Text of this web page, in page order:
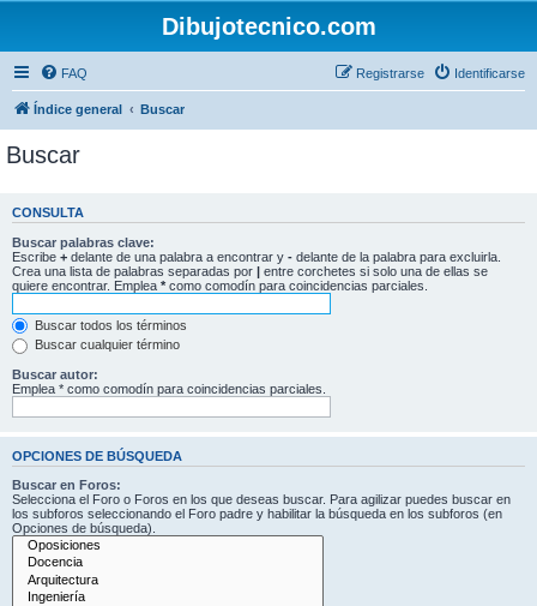
Dibujotecnico.com
FAQ Identificarse
Registrarse
Índice general Buscar
Buscar
CONSULTA
Buscar palabras clave:
Escribe + delante de una palabra a encontrar y - delante de la palabra para excluirla.
Crea una lista de palabras separadas por | entre corchetes si solo una de ellas se
quiere encontrar. Emplea * como comodín para coincidencias parciales.
Buscar todos los términos
Buscar cualquier término
Buscar autor:
Emplea * como comodín para coincidencias parciales.
OPCIONES DE BÚSQUEDA
Buscar en Foros:
Selecciona el Foro o Foros en los que deseas buscar. Para agilizar puedes buscar en
los subforos seleccionando el Foro padre y habilitar la búsqueda en los subforos (en
Opciones de búsqueda).